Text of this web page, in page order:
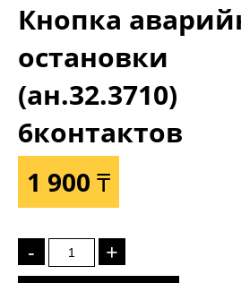
Кнопка
остановки
(ан.32.3710)
6контактов
1 900 ₸
- +